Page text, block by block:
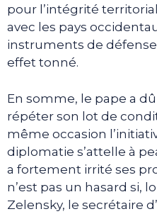
pour l’intégrité
avec les pays
instruments de défense
effet tonné.
En somme, le pape a
répéter son lot de
même occasion
diplomatie s’attelle à
a fortement irrité ses
n’est pas un hasard si,
Zelensky, le secrétaire